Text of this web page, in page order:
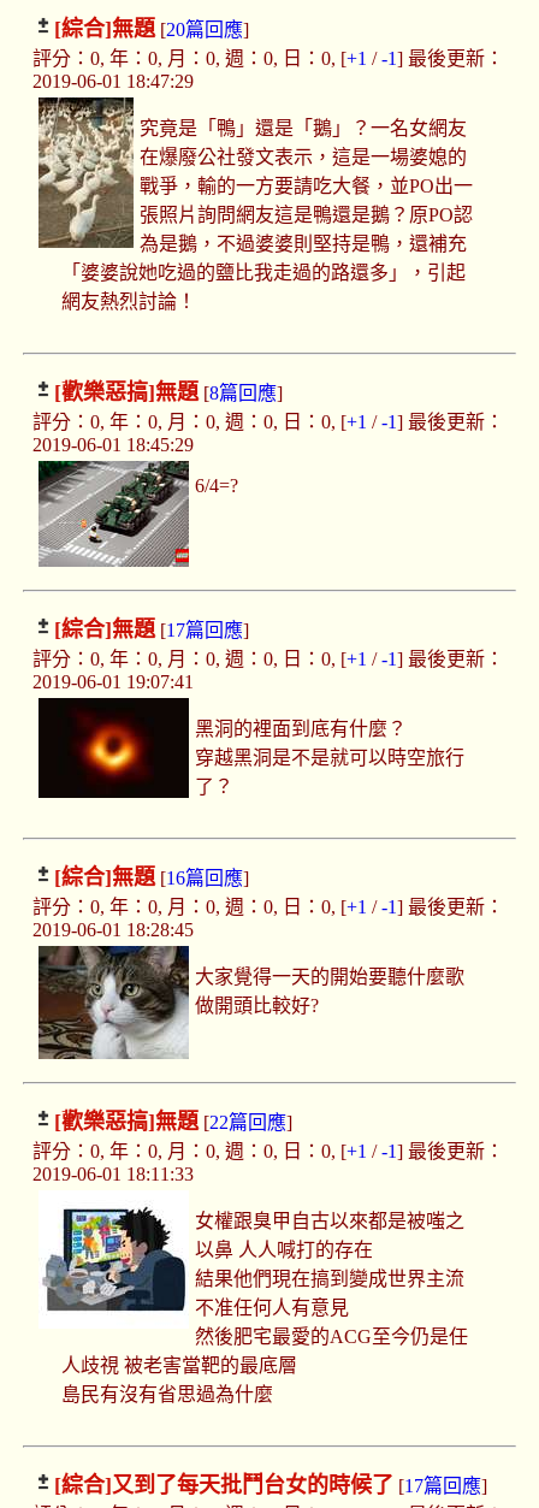
[綜合]無題[20篇回應]
評分：0, 年：0, 月：0, 週：0, 日：0, [+1 /-1] 最後更新：
2019-06-01 18:47:29
究竟是「鴨」還是「鵝」？一名女網友
在爆廢公社發文表示，這是一場婆媳的
戰爭，輸的一方要請吃大餐，並PO出一
張照片詢問網友這是鴨還是鵝？原PO認
為是鵝，不過婆婆則堅持是鴨，還補充
「婆婆說她吃過的鹽比我走過的路還多」，引起
網友熱烈討論！
[歡樂惡搞]無題[8篇回應]
評分：0, 年：0, 月：0, 週：0, 日：0, [+1 /-1] 最後更新：
2019-06-01 18:45:29
6/4=?
[綜合]無題[17篇回應]
評分：0, 年：0, 月：0, 週：0, 日：0, [+1 /-1] 最後更新：
2019-06-01 19:07:41
黑洞的裡面到底有什麼？
穿越黑洞是不是就可以時空旅行
了？
[綜合]無題[16篇回應]
評分：0, 年：0, 月：0, 週：0, 日：0, [+1 /-1] 最後更新：
2019-06-01 18:28:45
大家覺得一天的開始要聽什麼歌
做開頭比較好?
[歡樂惡搞]無題[22篇回應]
評分：0, 年：0, 月：0, 週：0, 日：0, [+1 /-1] 最後更新：
2019-06-01 18:11:33
女權跟臭甲自古以來都是被嗤之
以鼻 人人喊打的存在
結果他們現在搞到變成世界主流
不准任何人有意見
然後肥宅最愛的ACG至今仍是任
人歧視 被老害當靶的最底層
島民有沒有省思過為什麼
[綜合]又到了每天批鬥台女的時候了 [17篇回應]